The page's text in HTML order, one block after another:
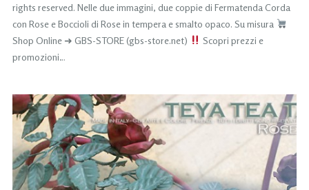
rights reserved. Nelle due immagini, due coppie di Fermatenda Corda
con Rose e Boccioli di Rose in tempera e smalto opaco. Su misura
Shop Online ➜ GBS-STORE (gbs-store.net)
Scopri prezzi e
promozioni…